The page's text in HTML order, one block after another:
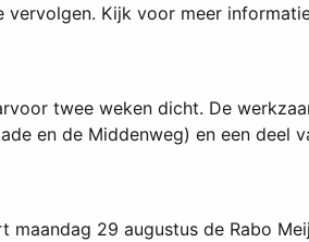
vervolgen. Kijk voor meer
twee weken dicht. De
en de Middenweg) en een deel
29 augustus de Rabo